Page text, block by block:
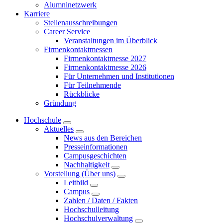
Alumninetzwerk
Karriere
Stellenausschreibungen
Career Service
Veranstaltungen im Überblick
Firmenkontaktmessen
Firmenkontaktmesse 2027
Firmenkontaktmesse 2026
Für Unternehmen und Institutionen
Für Teilnehmende
Rückblicke
Gründung
Hochschule
Aktuelles
News aus den Bereichen
Presseinformationen
Campusgeschichten
Nachhaltigkeit
Vorstellung (Über uns)
Leitbild
Campus
Zahlen / Daten / Fakten
Hochschulleitung
Hochschulverwaltung